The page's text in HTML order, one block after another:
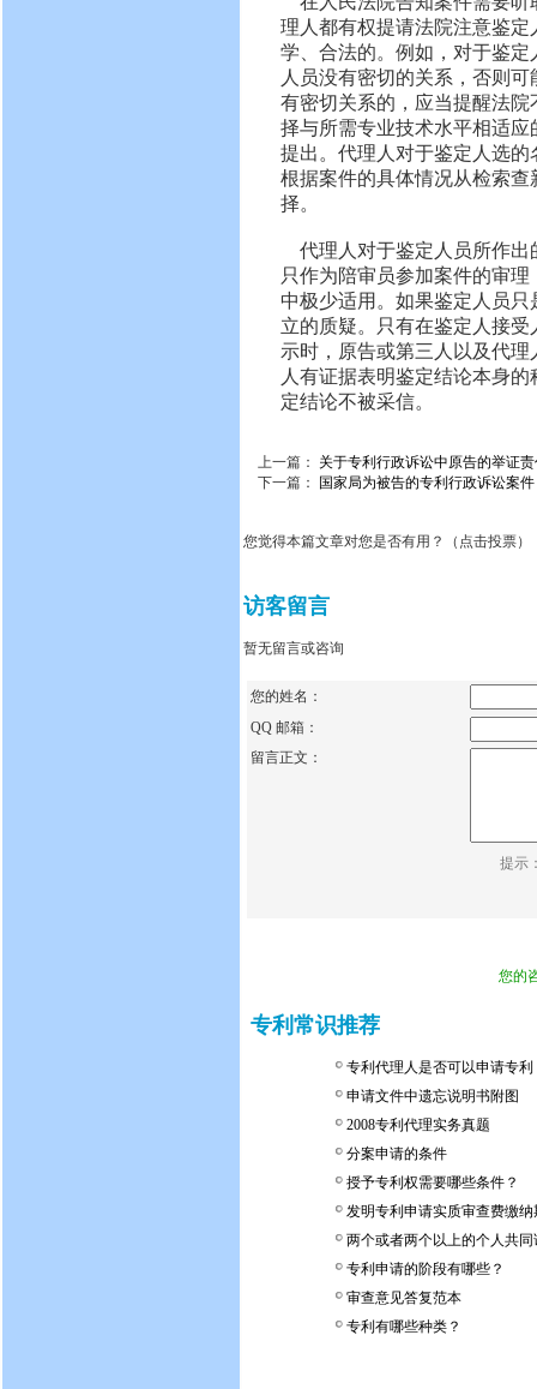
理人都有权提请法院注意鉴
学、合法的。例如，对于鉴
人员没有密切的关系，否则
有密切关系的，应当提醒法
择与所需专业技术水平相适
提出。代理人对于鉴定人选
根据案件的具体情况从检索
择。
代理人对于鉴定人员所作
只作为陪审员参加案件的审
中极少适用。如果鉴定人员
立的质疑。只有在鉴定人接
示时，原告或第三人以及代
人有证据表明鉴定结论本身
定结论不被采信。
上一篇： 关于专利行政诉讼中原告的举证
下一篇：
国家局为被告的专利行政诉讼案件
您觉得本篇文章对您是否有用？（点击投票）
访客留言
暂无留言或咨询
您的姓名：
QQ 邮箱：
留言正文：
提示
您的
专利常识推荐
专利代理人是否可以申请专利
申请文件中遗忘说明书附图
2008专利代理实务真题
分案申请的条件
授予专利权需要哪些条件？
发明专利申请实质审查费缴纳
两个或者两个以上的个人共
专利申请的阶段有哪些？
审查意见答复范本
专利有哪些种类？